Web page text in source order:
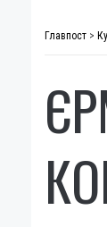
Главпост >